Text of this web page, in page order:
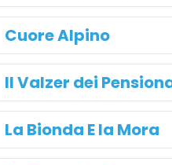
Cuore Alpino
Il Valzer dei
La Bionda E la Mora